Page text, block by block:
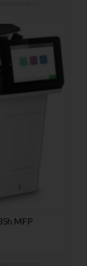
MFP